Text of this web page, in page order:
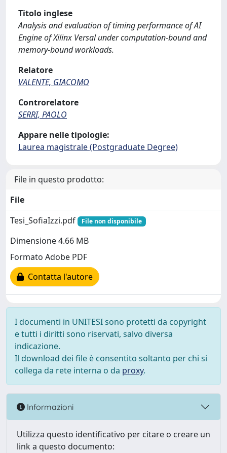
Titolo inglese
Analysis and evaluation of timing performance of AI
Engine of Xilinx Versal under computation-bound and
memory-bound workloads.
Relatore
VALENTE, GIACOMO
Controrelatore
SERRI, PAOLO
Appare nelle tipologie:
Laurea magistrale (Postgraduate Degree)
File in questo prodotto:
File
Tesi_SofiaIzzi.pdf
File non disponibile
Dimensione 4.66 MB
Formato Adobe PDF
Contatta l'autore
I documenti in UNITESI sono protetti da copyright
e tutti i diritti sono riservati, salvo diversa
indicazione.
Il download dei file è consentito soltanto per chi si
collega da rete interna o da proxy.
Informazioni
Utilizza questo identificativo per citare o creare un
link a questo documento: